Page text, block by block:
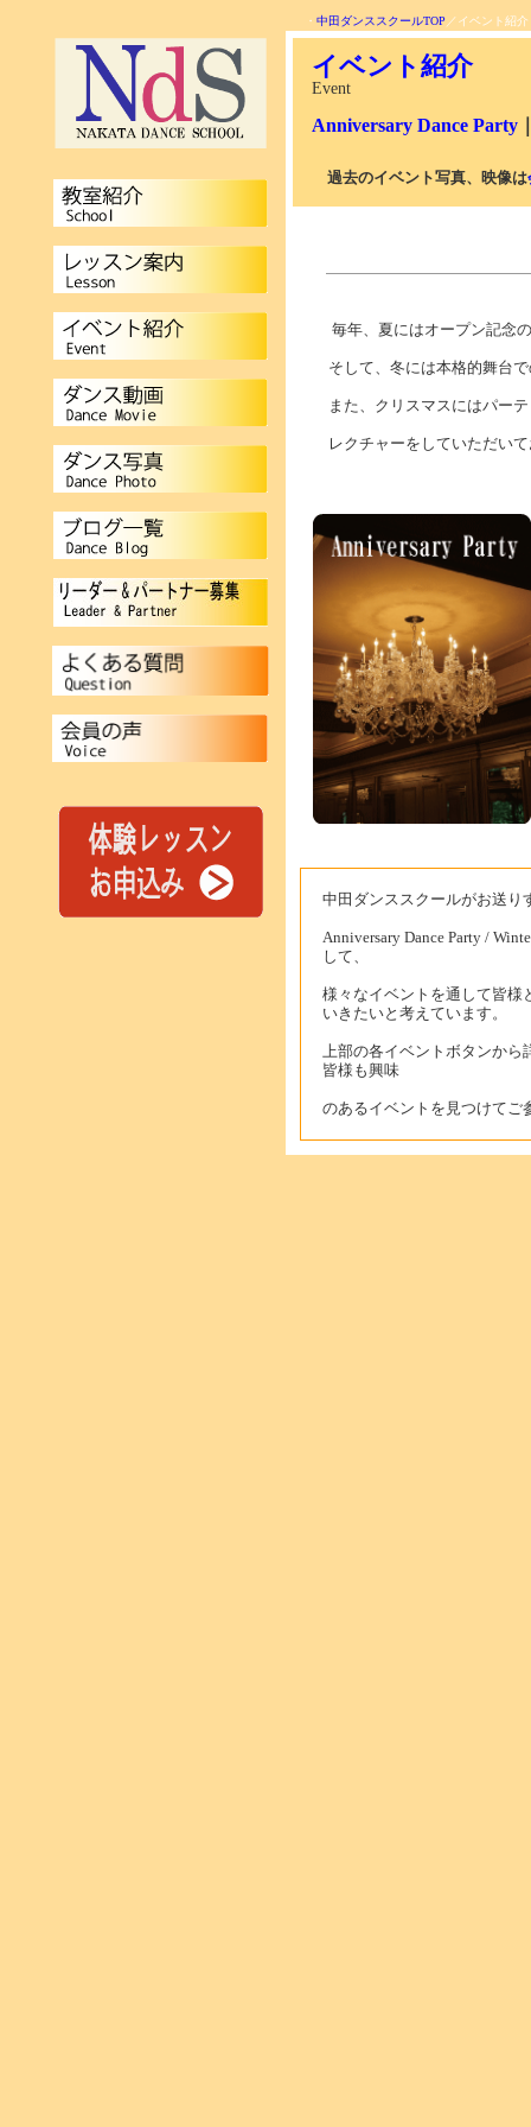
・ 中田ダンススクールTOP ／イベント紹介
イベント紹介
Event
Anniversary Dance Party
過去のイベント写真、映像は
毎年、夏にはオープン記念の
そして、冬には本格的舞台で
また、クリスマスにはパーテ
レクチャーをしていただいて
中田ダンススクールがお送り
Anniversary Dance Party /
して、
様々なイベントを通して皆様
いきたいと考えています。
上部の各イベントボタンから
皆様も興味
のあるイベントを見つけてご